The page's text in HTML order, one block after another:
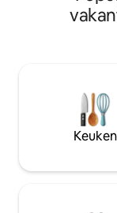
Banani Super
restaurants,
gast om te
benodigdheden. Ons appartement op
de 4e verdieping
trap is breed en
delen.
Keuken